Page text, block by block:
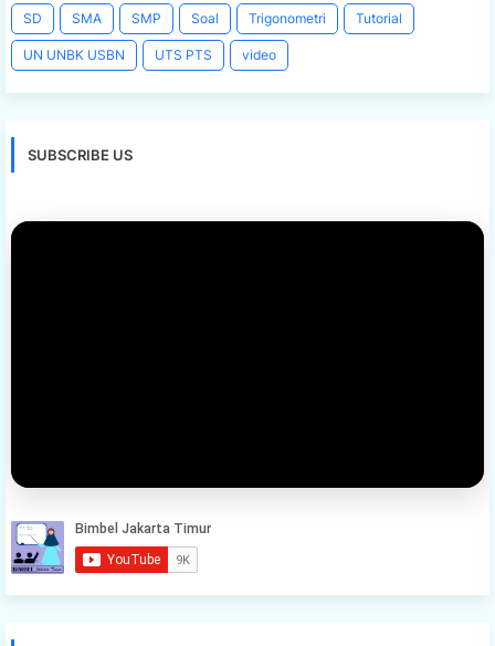
SD SMA SMP Soal Trigonometri Tutorial
UN UNBK USBN UTS PTS video
SUBSCRIBE US